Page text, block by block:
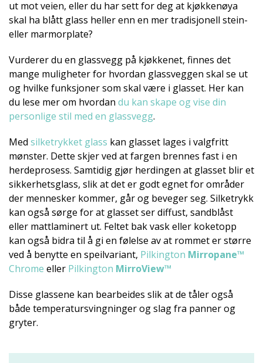
ut mot veien, eller du har sett for deg at kjøkkenøya
skal ha blått glass heller enn en mer tradisjonell stein-
eller marmorplate?
Vurderer du en glassvegg på kjøkkenet, finnes det
mange muligheter for hvordan glassveggen skal se ut
og hvilke funksjoner som skal være i glasset. Her kan
du lese mer om hvordan du kan skape og vise din
personlige stil med en glassvegg.
Med silketrykket glass kan glasset lages i valgfritt
mønster. Dette skjer ved at fargen brennes fast i en
herdeprosess. Samtidig gjør herdingen at glasset blir et
sikkerhetsglass, slik at det er godt egnet for områder
der mennesker kommer, går og beveger seg. Silketrykk
kan også sørge for at glasset ser diffust, sandblåst
eller mattlaminert ut. Feltet bak vask eller koketopp
kan også bidra til å gi en følelse av at rommet er større
ved å benytte en speilvariant, Pilkington Mirropane™
Chrome eller Pilkington MirroView™
Disse glassene kan bearbeides slik at de tåler også
både temperatursvingninger og slag fra panner og
gryter.